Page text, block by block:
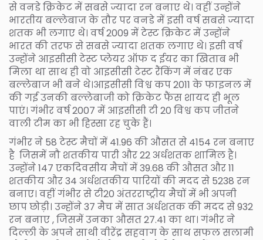
से वनडे क्रिकेट में सबसे ज्यादा रन बनाए थे। वहीं उन्होंने
भारतीय बल्लेबाज के तौर पर वनडे में इसी वर्ष सबसे ज्यादा
शतक भी लगाए थे। वर्ष 2009 में टेस्ट क्रिकेट में उन्होंने
भारत की तरफ से सबसे ज्यादा शतक लगाए थे। इसी वर्ष
उन्होंने आइसीसी टेस्ट प्लेयर ऑफ द ईयर का खिताब भी
मिला था साथ ही वो आइसीसी टेस्ट रैंकिंग में नंबर एक
बल्लेबाज भी बने थे।आइसीसी विश्व कप 2011 के फाइनल में
की गई उनकी बल्लेबाजी को क्रिकेट फैंस शायद ही भूल
पाएं। गंभीर वर्ष 2007 में आइसीसी टी 20 विश्व कप जीतने
वाली टीम का भी हिस्सा रह चुके हैं।
गंभीर ने 58 टेस्ट मैचों में 41.96 की औसत से 4154 रन बनाए
है जिसमें नौ शतकीय पारी और 22 अर्धशतक शामिल है।
उन्होंने 147 एकदिवसीय मैचों में 39.68 की औसत और 11
शतकीय और 34 अर्धशतकीय पारियों की मदद से 5238 रन
बनाए। वहीं गंभीर से टी20 अंतरराष्ट्रीय मैचों में भी अपनी
छाप छोड़ी। उन्होंने 37 मैच में सात अर्धशतक की मदद से 932
रन बनाए , जिसमें उनका औसत 27.41 का था। गंभीर ने
दिल्ली के अपने साथी वीरेंद्र सहवाग के साथ सफल सलामी